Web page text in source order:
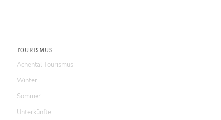
TOURISMUS
Achental Tourismus
Winter
Sommer
Unterkünfte